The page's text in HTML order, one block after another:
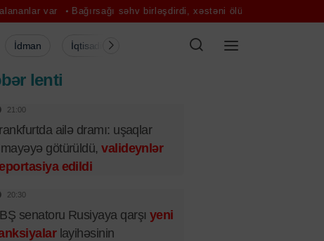
Bağırsağı səhv birləşdirdi, xəstəni ölüm təhlükəsi ilə üz-üzə qoydu
İdman İqtisadiyyat Şou-biznes Müsahibə
lenti
21:00
ailə dramı: uşaqlar
götürüldü,valideynlər
edildi
20:30
senatoru Rusiyaya qarşı yeni
layihəsinin